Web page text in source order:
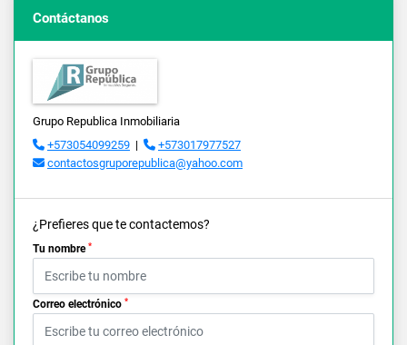
Contáctanos
Grupo Republica Inmobiliaria
+573054099259 |
+573017977527
contactosgruporepublica@yahoo.com
¿Prefieres que te contactemos?
Tu nombre *
Correo electrónico *